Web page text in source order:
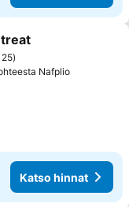
25
Nafplio
Katso hinnat